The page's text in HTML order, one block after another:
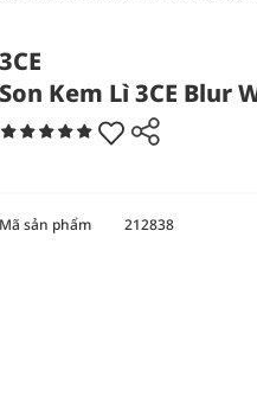
3CE
Son Kem Lì 3CE Blur
Mã sản phẩm 212838